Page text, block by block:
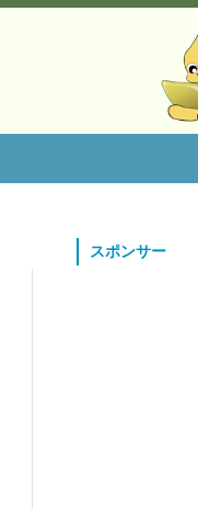
スポンサー